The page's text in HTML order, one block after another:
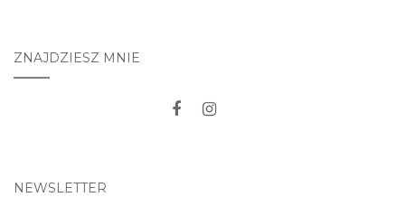
ZNAJDZIESZ MNIE
NEWSLETTER